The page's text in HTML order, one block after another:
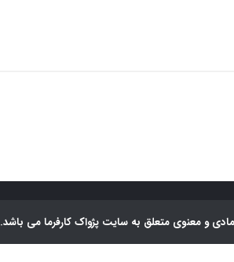
و معنوی متعلق به سایت پژواک کارفرما می باشد.